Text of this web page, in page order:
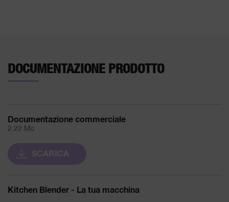
DOCUMENTAZIONE PRODOTTO
Documentazione commerciale
2.22 Mo
SCARICA
Kitchen Blender - La tua macchina